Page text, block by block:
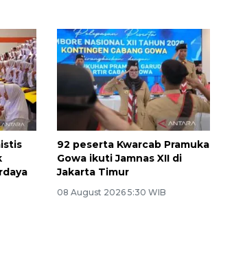
92 peserta Kwarcab Pramuka
Gowa ikuti Jamnas XII di
Jakarta Timur
08 August 2026 5:30 WIB